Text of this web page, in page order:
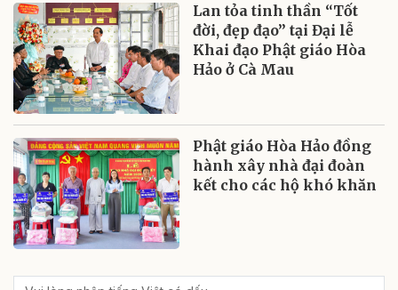
Lan tỏa tinh thần “Tốt
đời, đẹp đạo” tại Đại lễ
Khai đạo Phật giáo Hòa
Hảo ở Cà Mau
Phật giáo Hòa Hảo đồng
hành xây nhà đại đoàn
kết cho các hộ khó khăn